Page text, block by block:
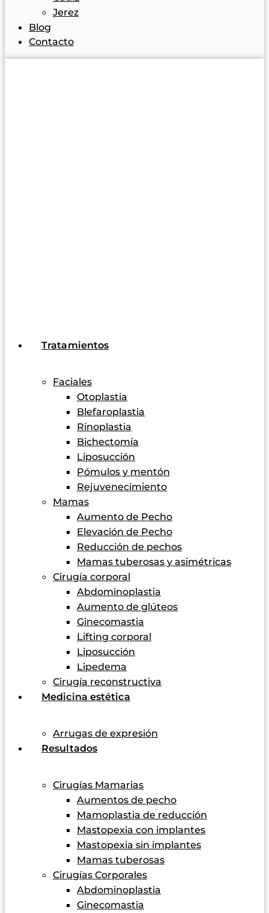
Jerez
Blog
Contacto
Tratamientos
Faciales
Otoplastia
Blefaroplastia
Rinoplastia
Bichectomía
Liposucción
Pómulos y mentón
Rejuvenecimiento
Mamas
Aumento de Pecho
Elevación de Pecho
Reducción de pechos
Mamas tuberosas y asimétricas
Cirugía corporal
Abdominoplastia
Aumento de glúteos
Ginecomastia
Lifting corporal
Liposucción
Lipedema
Cirugía reconstructiva
Medicina estética
Arrugas de expresión
Resultados
Cirugías Mamarias
Aumentos de pecho
Mamoplastia de reducción
Mastopexia con implantes
Mastopexia sin implantes
Mamas tuberosas
Cirugías Corporales
Abdominoplastia
Ginecomastia